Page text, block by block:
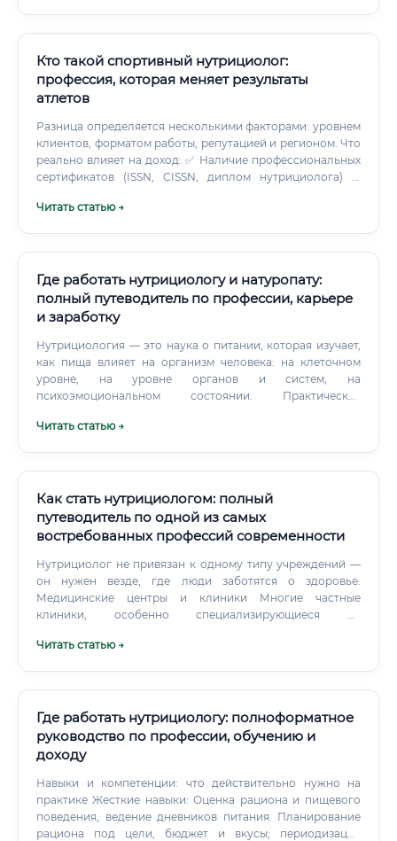
Кто такой спортивный нутрициолог:
профессия, которая меняет результаты
атлетов
Разница определяется несколькими факторами: уровнем
клиентов, форматом работы, репутацией и регионом. Что
реально влияет на доход: ✅ Наличие профессиональных
сертификатов (ISSN, CISSN, диплом нутрициолога) ✅
оплачивается выше ✅ Личный бренд и публичность ✅
Читать статью →
Где работать нутрициологу и натуропату:
полный путеводитель по профессии, карьере
и заработку
Нутрициология — это наука о питании, которая изучает,
как пища влияет на организм человека: на клеточном
уровне, на уровне органов и систем, на
психоэмоциональном состоянии. Практическая
составлением рационов, коррекцией дефицитов
Читать статью →
Как стать нутрициологом: полный
путеводитель по одной из самых
востребованных профессий современности
Нутрициолог не привязан к одному типу учреждений —
он нужен везде, где люди заботятся о здоровье.
Медицинские центры и клиники Многие частные
клиники, особенно специализирующиеся на
подходе, активно нанимают нутрициологов. Здесь
Читать статью →
Где работать нутрициологу: полноформатное
руководство по профессии, обучению и
доходу
Навыки и компетенции: что действительно нужно на
практике Жесткие навыки: Оценка рациона и пищевого
поведения, ведение дневников питания. Планирование
рациона под цели, бюджет и вкусы; периодизация